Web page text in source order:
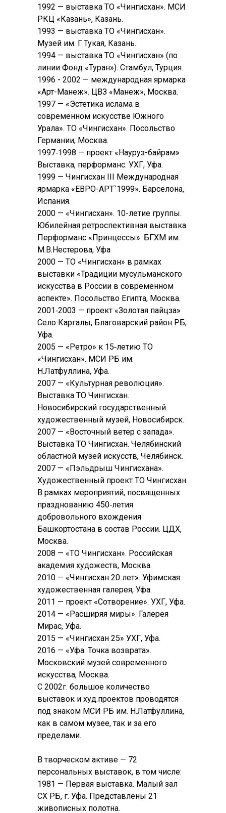
1992 — выставка ТО «Чингисхан». МСИ
РКЦ «Казань», Казань.
1993 — выставка ТО «Чингисхан».
Музей им. Г.Тукая, Казань.
1994 — выставка ТО «Чингисхан» (по
линии Фонд «Туран»). Стамбул, Турция.
1996 - 2002 — международная ярмарка
«Арт-Манеж». ЦВЗ «Манеж», Москва.
1997 — «Эстетика ислама в
современном искусстве Южного
Урала». ТО «Чингисхан». Посольство
Германии, Москва.
1997‑1998 — проект «Науруз-байрам»
Выставка, перформанс. УХГ, Уфа.
1999 — Чингисхан III Международная
ярмарка «ЕВРО-АРТ`1999». Барселона,
Испания.
2000 — «Чингисхан». 10-летие группы.
Юбилейная ретроспективная выставка.
Перформанс «Принцессы». БГХМ им.
М.В.Нестерова, Уфа
2000 — ТО «Чингисхан» в рамках
выставки «Традиции мусульманского
искусства в России в современном
аспекте». Посольство Египта, Москва.
2001‑2003 — проект «Золотая пайцза»
Село Каргалы, Благоварский район РБ,
Уфа.
2005 — «Ретро» к 15‑летию ТО
«Чингисхан». МСИ РБ им.
Н.Латфуллина, Уфа.
2007 — «Культурная революция».
Выставка ТО Чингисхан.
Новосибирский государственный
художественный музей, Новосибирск.
2007 — «Восточный ветер с запада».
Выставка ТО Чингисхан. Челябинский
областной музей искусств, Челябинск.
2007 — «Пэльдрыш Чингисхана».
Художественный проект ТО Чингисхан.
В рамках мероприятий, посвященных
празднованию 450‑летия
добровольного вхождения
Башкортостана в состав России. ЦДХ,
Москва.
2008 — «ТО Чингисхан». Российская
академия художеств, Москва.
2010 — «Чингисхан 20 лет». Уфимская
художественная галерея, Уфа.
2011 — проект «Сотворение». УХГ, Уфа.
2014 — «Расширяя миры». Галерея
Мирас, Уфа.
2015 — «Чингисхан 25» УХГ, Уфа.
2016 — «Уфа. Точка возврата».
Московский музей современного
искусства, Москва.
С 2002г. большое количество
выставок и худ.проектов проводятся
под знаком МСИ РБ им. Н.Латфуллина,
как в самом музее, так и за его
пределами.
В творческом активе — 72
персональных выставок, в том числе:
1981 — Первая выставка. Малый зал
СХ РБ, г. Уфа. Представлены 21
живописных полотна.